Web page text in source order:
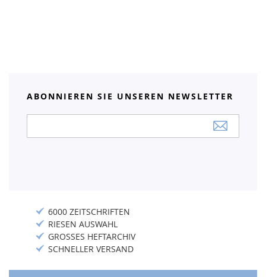
ABONNIEREN SIE UNSEREN NEWSLETTER
Newsletter:
6000 ZEITSCHRIFTEN
RIESEN AUSWAHL
GROSSES HEFTARCHIV
SCHNELLER VERSAND